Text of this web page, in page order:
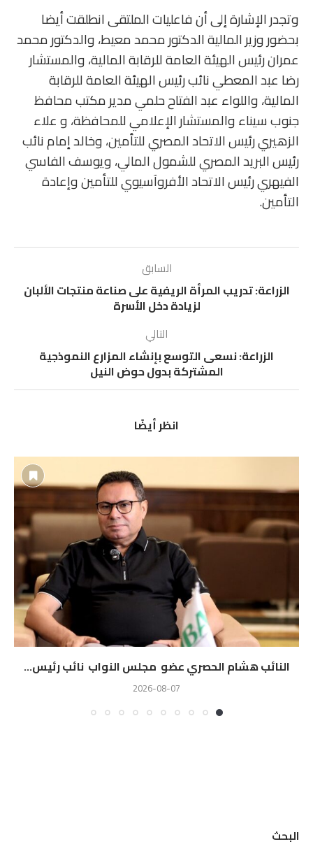
وتجدر الإشارة إلى أن فاعليات الملتقى انطلقت أيضا
بحضور وزير المالية الدكتور محمد معيط، والدكتور محمد
عمران رئيس الهيئة العامة للرقابة المالية، والمستشار
رضا عبد المعطي نائب رئيس الهيئة العامة للرقابة
المالية، واللواء عبد الفتاح حلمي مدير مكتب محافظ
جنوب سيناء والمستشار الإعلامي للمحافظة، و علاء
الزهيري رئيس الاتحاد المصري للتأمين، وخالد إمام نائب
رئيس البريد المصري للشمول المالي، ويوسف الفاسي
الفيهري رئيس الاتحاد الأفروآسيوي للتأمين وإعادة
التأمين.
السابق
الزراعة: تدريب المرأة الريفية على صناعة منتجات الألبان
لزيادة دخل الأسرة
التالي
الزراعة: نسعى التوسع بإنشاء المزارع النموذجية
المشتركة بدول حوض النيل
انظر أيضًا
النائب هشام الحصري عضو مجلس النواب نائب رئيس...
2026-08-07
البحث